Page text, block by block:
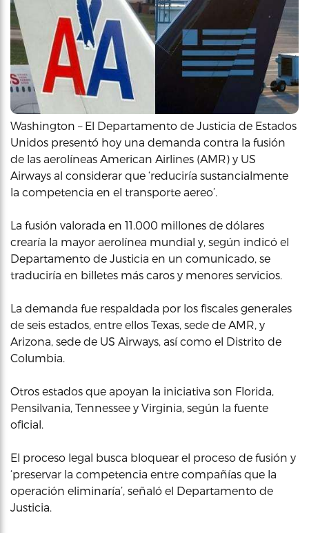
Washington – El Departamento de Justicia de Estados
Unidos presentó hoy una demanda contra la fusión
de las aerolíneas American Airlines (AMR) y US
Airways al considerar que ‘reduciría sustancialmente
la competencia en el transporte aereo’.
La fusión valorada en 11.000 millones de dólares
crearía la mayor aerolínea mundial y, según indicó el
Departamento de Justicia en un comunicado, se
traduciría en billetes más caros y menores servicios.
La demanda fue respaldada por los fiscales generales
de seis estados, entre ellos Texas, sede de AMR, y
Arizona, sede de US Airways, así como el Distrito de
Columbia.
Otros estados que apoyan la iniciativa son Florida,
Pensilvania, Tennessee y Virginia, según la fuente
oficial.
El proceso legal busca bloquear el proceso de fusión y
‘preservar la competencia entre compañías que la
operación eliminaría’, señaló el Departamento de
Justicia.